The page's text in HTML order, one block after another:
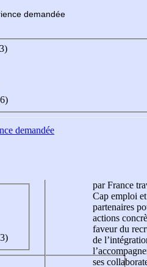
demandée
demandée
par France
Cap emploi et
partenaires
actions
faveur du
de
ses